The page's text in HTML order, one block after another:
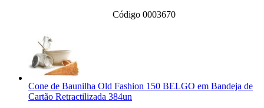
Código 0003670
Cone de Baunilha Old Fashion 150 BELGO em Bandeja de
Cartão Retractilizada 384un